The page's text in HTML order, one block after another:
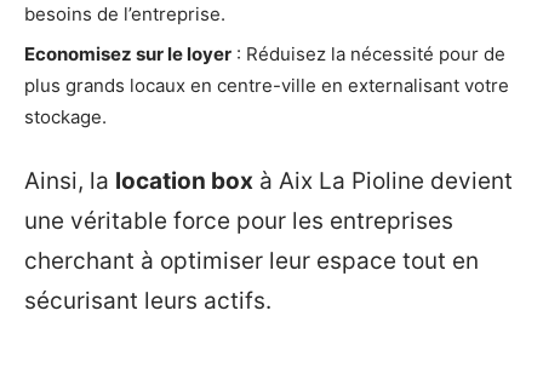
besoins de l’entreprise.
Economisez sur le loyer : Réduisez la nécessité pour de
plus grands locaux en centre-ville en externalisant votre
stockage.
Ainsi, la location box à Aix La Pioline devient
une véritable force pour les entreprises
cherchant à optimiser leur espace tout en
sécurisant leurs actifs.